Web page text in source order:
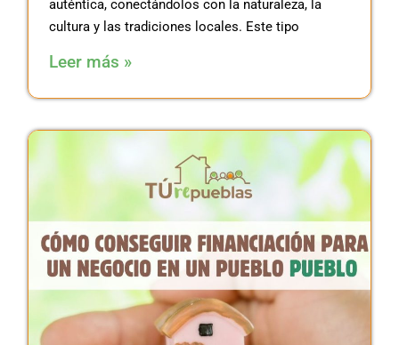
auténtica, conectándolos con la naturaleza, la
cultura y las tradiciones locales. Este tipo
Leer más »